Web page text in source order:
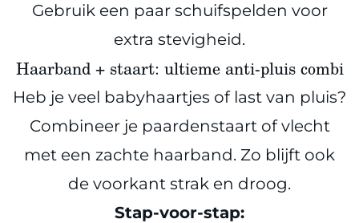
Gebruik een paar schuifspelden voor
extra stevigheid.
Haarband + staart: ultieme anti-pluis combi
Heb je veel babyhaartjes of last van pluis?
Combineer je paardenstaart of vlecht
met een zachte haarband. Zo blijft ook
de voorkant strak en droog.
Stap-voor-stap: